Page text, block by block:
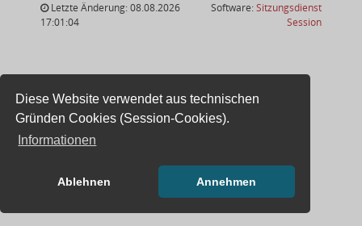
Diese Website verwendet aus technischen
Gründen Cookies (Session-Cookies).
Informationen
Ablehnen Annehmen
Letzte Änderung: 08.08.2026
17:01:04
Software:Sitzungsdienst
Session(Wird in